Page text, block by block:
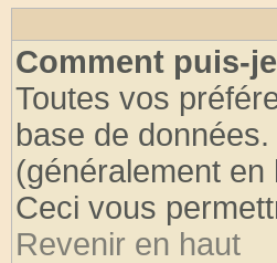
Comment puis-
Toutes vos
base de
(généralement
Ceci vous
Revenir en haut